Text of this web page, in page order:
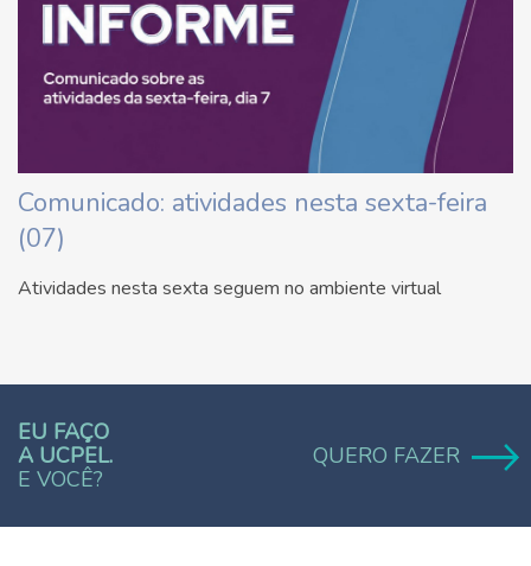
Comunicado: atividades nesta sexta-feira
(07)
Atividades nesta sexta seguem no ambiente virtual
EU FAÇO
A UCPEL.
E VOCÊ?
QUERO FAZER